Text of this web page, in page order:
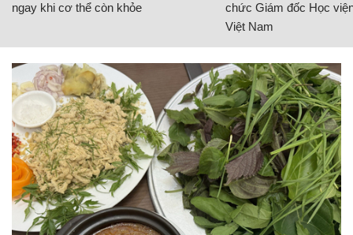
ngay khi cơ thể còn khỏe
chức Giám đốc Học
Việt Nam